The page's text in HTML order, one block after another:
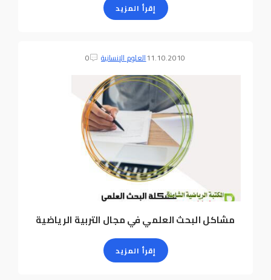
إقرأ المزيد
11.10.2010العلوم الإنسانية 0
مشاكل البحث العلمي في مجال التربية الرياضية
إقرأ المزيد